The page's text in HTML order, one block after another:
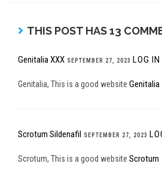
THIS POST HAS 13
Genitalia XXX SEPTEMBER 27, 2023 LOG IN
Genitalia, This is a good website Genitalia
Scrotum Sildenafil SEPTEMBER 27, 2023
Scrotum, This is a good website Scrotum